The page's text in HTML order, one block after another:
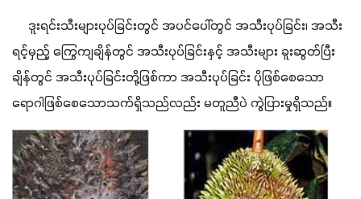
ဒူးရင်းသီးများပုပ်ခြင်းတွင် အပင်ပေါ်တွင် အသီးပုပ်ခြင်း၊ အသီး
ရင့်မှည့် ကြွေကျချိန်တွင် အသီးပုပ်ခြင်းနှင့် အသီးများ ခူးဆွတ်ပြီး
ချိန်တွင် အသီးပုပ်ခြင်းတို့ဖြစ်ကာ အသီးပုပ်ခြင်း ပိုဖြစ်စေသော
ရောဂါဖြစ်စေသောသက်ရှိသည်လည်း မတူညီပဲ ကွဲပြားမှုရှိသည်။